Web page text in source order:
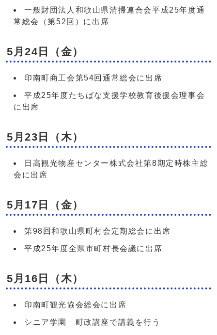
一般財団法人和歌山県清掃連合会平成25年度通
常総会（第52回）に出席
5月24日（金）
印南町商工会第54回通常総会に出席
平成25年度たちばな支援学校教育後援会理事会
に出席
5月23日（木）
日高観光物産センター株式会社第8期定時株主総
会に出席
5月17日（金）
第98回和歌山県町村会定期総会に出席
平成25年度全県市町村長会議に出席
5月16日（木）
印南町観光協会総会に出席
シニア学園 町政講座で講義を行う